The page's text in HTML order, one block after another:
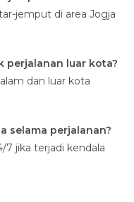
jemput di area Jogja
perjalanan luar kota?
dan luar kota
selama perjalanan?
jika terjadi kendala